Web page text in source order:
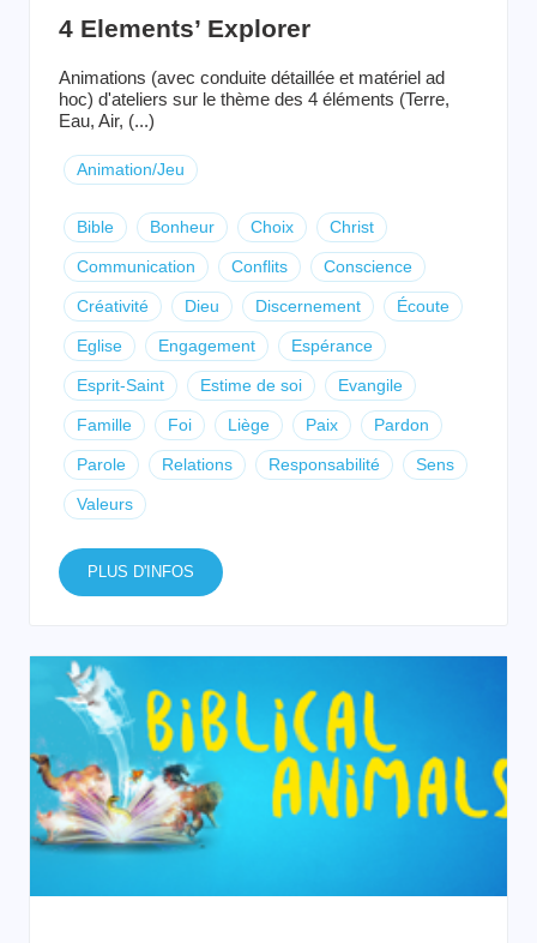
4 Elements’ Explorer
Animations (avec conduite détaillée et matériel ad
hoc) d'ateliers sur le thème des 4 éléments (Terre,
Eau, Air, (...)
Animation/Jeu
Bible Bonheur Choix Christ
Communication Conflits Conscience
Créativité Dieu Discernement Écoute
Eglise Engagement Espérance
Esprit-Saint Estime de soi Evangile
Famille Foi Liège Paix Pardon
Parole Relations Responsabilité Sens
Valeurs
PLUS D'INFOS